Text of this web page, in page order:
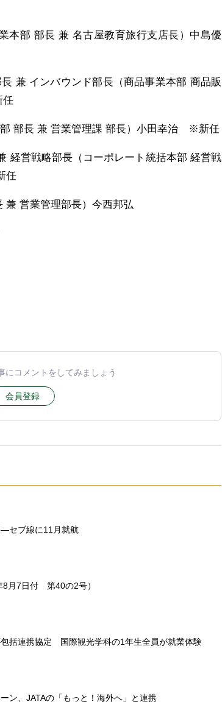
本部 部長 兼 名古屋教育旅行支店長）中島優
兼 インバウンド部長（商品事業本部 商品販
任
部 部長 兼 営業管理課 部長）小田幸治 ※新任
経営戦略部長（コーポレート統括本部 経営戦
任
兼 営業管理部長）今西邦弘
にコメントをしてみましょう
会員登録
セブ線に11月就航
8月7日付 第40の2号）
括連携協定 国際観光学科の1年生全員が就業体験
ン、JATAの「もっと！海外へ」と連携